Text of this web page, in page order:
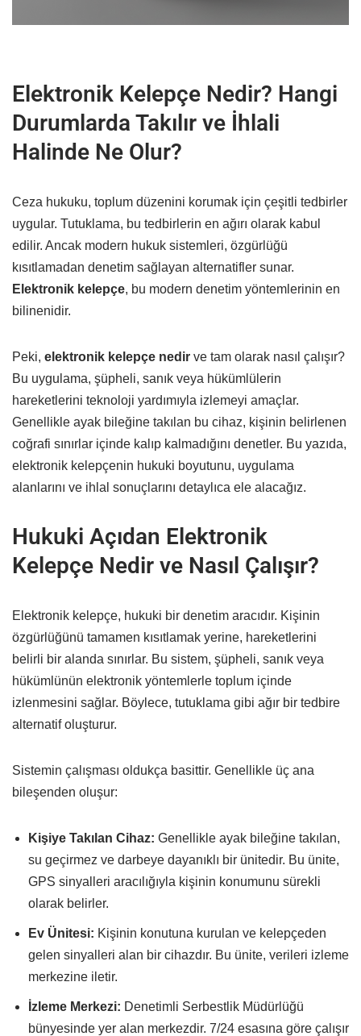
Elektronik Kelepçe Nedir? Hangi
Durumlarda Takılır ve İhlali
Halinde Ne Olur?
Ceza hukuku, toplum düzenini korumak için çeşitli tedbirler
uygular. Tutuklama, bu tedbirlerin en ağırı olarak kabul
edilir. Ancak modern hukuk sistemleri, özgürlüğü
kısıtlamadan denetim sağlayan alternatifler sunar.
Elektronik kelepçe, bu modern denetim yöntemlerinin en
bilinenidir.
Peki, elektronik kelepçe nedir ve tam olarak nasıl çalışır?
Bu uygulama, şüpheli, sanık veya hükümlülerin
hareketlerini teknoloji yardımıyla izlemeyi amaçlar.
Genellikle ayak bileğine takılan bu cihaz, kişinin belirlenen
coğrafi sınırlar içinde kalıp kalmadığını denetler. Bu yazıda,
elektronik kelepçenin hukuki boyutunu, uygulama
alanlarını ve ihlal sonuçlarını detaylıca ele alacağız.
Hukuki Açıdan Elektronik
Kelepçe Nedir ve Nasıl Çalışır?
Elektronik kelepçe, hukuki bir denetim aracıdır. Kişinin
özgürlüğünü tamamen kısıtlamak yerine, hareketlerini
belirli bir alanda sınırlar. Bu sistem, şüpheli, sanık veya
hükümlünün elektronik yöntemlerle toplum içinde
izlenmesini sağlar. Böylece, tutuklama gibi ağır bir tedbire
alternatif oluşturur.
Sistemin çalışması oldukça basittir. Genellikle üç ana
bileşenden oluşur:
Kişiye Takılan Cihaz: Genellikle ayak bileğine takılan,
su geçirmez ve darbeye dayanıklı bir ünitedir. Bu ünite,
GPS sinyalleri aracılığıyla kişinin konumunu sürekli
olarak belirler.
Ev Ünitesi: Kişinin konutuna kurulan ve kelepçeden
gelen sinyalleri alan bir cihazdır. Bu ünite, verileri izleme
merkezine iletir.
İzleme Merkezi: Denetimli Serbestlik Müdürlüğü
bünyesinde yer alan merkezdir. 7/24 esasına göre çalışır